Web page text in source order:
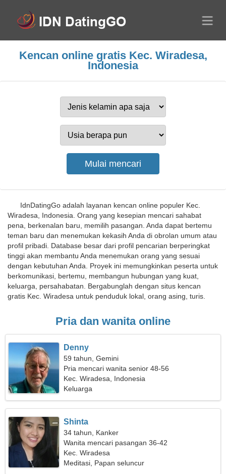
Kencan online gratis Kec. Wiradesa,
Indonesia
IdnDatingGo adalah layanan kencan online populer Kec.
Wiradesa, Indonesia. Orang yang kesepian mencari sahabat
pena, berkenalan baru, memilih pasangan. Anda dapat bertemu
teman baru dan menemukan kekasih Anda di obrolan umum atau
profil pribadi. Database besar dari profil pencarian berperingkat
tinggi akan membantu Anda menemukan orang yang sesuai
dengan kebutuhan Anda. Proyek ini memungkinkan peserta untuk
berkomunikasi, bertemu, membangun hubungan yang kuat,
keluarga, persahabatan. Bergabunglah dengan situs kencan
gratis Kec. Wiradesa untuk penduduk lokal, orang asing, turis.
Pria dan wanita online
Denny
59 tahun, Gemini
Pria mencari wanita senior 48-56
Kec. Wiradesa, Indonesia
Keluarga
Shinta
34 tahun, Kanker
Wanita mencari pasangan 36-42
Kec. Wiradesa
Meditasi, Papan seluncur